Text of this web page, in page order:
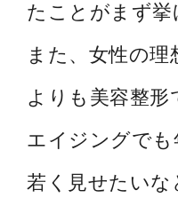
たことがまず挙
また、女性の
よりも美容整
エイジングで
若く見せたい